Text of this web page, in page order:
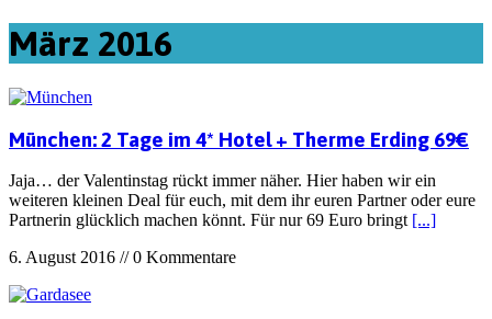
März 2016
München: 2 Tage im 4* Hotel + Therme Erding 69€
Jaja… der Valentinstag rückt immer näher. Hier haben wir ein
weiteren kleinen Deal für euch, mit dem ihr euren Partner oder eure
Partnerin glücklich machen könnt. Für nur 69 Euro bringt [...]
6. August 2016 // 0 Kommentare